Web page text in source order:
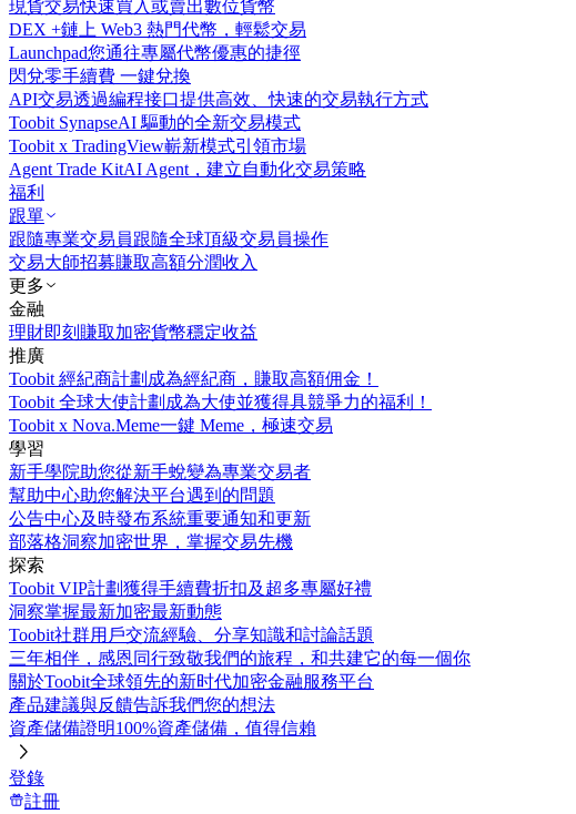
現貨交易快速買入或賣出數位貨幣
DEX +鏈上 Web3 熱門代幣，輕鬆交易
Launchpad您通往專屬代幣優惠的捷徑
閃兌零手續費 一鍵兌換
API交易透過編程接口提供高效、快速的交易執行方式
Toobit SynapseAI 驅動的全新交易模式
Toobit x TradingView嶄新模式引領市場
Agent Trade KitAI Agent，建立自動化交易策略
福利
跟單
跟隨專業交易員跟隨全球頂級交易員操作
交易大師招募賺取高額分潤收入
更多
金融
理財即刻賺取加密貨幣穩定收益
推廣
Toobit 經紀商計劃 成為經紀商，賺取高額佣金！
Toobit 全球大使計劃 成為大使並獲得具競爭力的福利！
Toobit x Nova.Meme一鍵 Meme，極速交易
學習
新手學院助您從新手蛻變為專業交易者
幫助中心助您解決平台遇到的問題
公告中心及時發布系統重要通知和更新
部落格洞察加密世界，掌握交易先機
探索
Toobit VIP計劃獲得手續費折扣及超多專屬好禮
洞察掌握最新加密最新動態
Toobit社群用戶交流經驗、分享知識和討論話題
三年相伴，感恩同行致敬我們的旅程，和共建它的每一個你
關於Toobit全球領先的新时代加密金融服務平台
產品建議與反饋告訴我們您的想法
資產儲備證明100%資產儲備，值得信賴
登錄
註冊